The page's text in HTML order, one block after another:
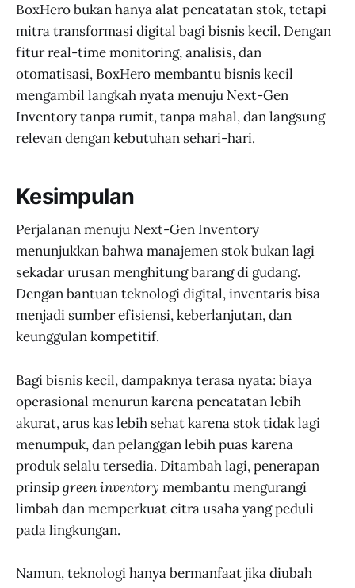
BoxHero bukan hanya alat pencatatan stok, tetapi
mitra transformasi digital bagi bisnis kecil. Dengan
fitur real-time monitoring, analisis, dan
otomatisasi, BoxHero membantu bisnis kecil
mengambil langkah nyata menuju Next-Gen
Inventory tanpa rumit, tanpa mahal, dan langsung
relevan dengan kebutuhan sehari-hari.
Kesimpulan
Perjalanan menuju Next-Gen Inventory
menunjukkan bahwa manajemen stok bukan lagi
sekadar urusan menghitung barang di gudang.
Dengan bantuan teknologi digital, inventaris bisa
menjadi sumber efisiensi, keberlanjutan, dan
keunggulan kompetitif.
Bagi bisnis kecil, dampaknya terasa nyata: biaya
operasional menurun karena pencatatan lebih
akurat, arus kas lebih sehat karena stok tidak lagi
menumpuk, dan pelanggan lebih puas karena
produk selalu tersedia. Ditambah lagi, penerapan
prinsipgreen inventory membantu mengurangi
limbah dan memperkuat citra usaha yang peduli
pada lingkungan.
Namun, teknologi hanya bermanfaat jika diubah